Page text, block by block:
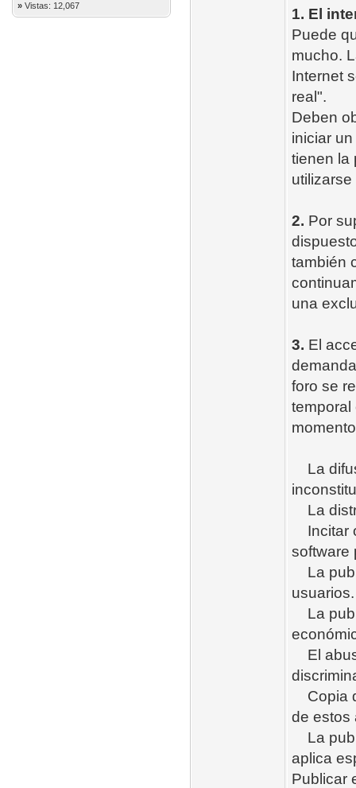
» Vistas: 12,067
1. El
Puede
mucho.
Internet
real".
Deben
iniciar
tienen la
2. Por
también
una
3. El
foro se
temporal
La
La
Incitar
software
La
usuarios.
La
El
Copia
de estos
La
aplica
Publicar